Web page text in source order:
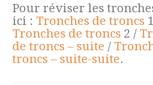
Pour réviser les
ici : Tronches de troncs
Tronches de troncs 2 /
de troncs – suite /
troncs – suite-suite.